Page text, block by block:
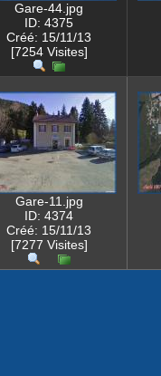
Gare-44.jpg
ID: 4375
Créé: 15/11/13
[7254 Visites]
Gare-11.jpg
ID: 4374
Créé: 15/11/13
[7277 Visites]